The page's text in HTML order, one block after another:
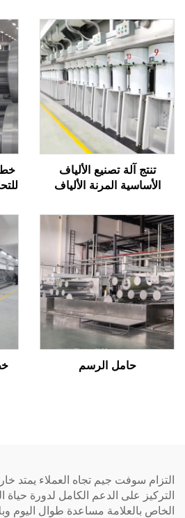
تنتج آلة تصنيع الألياف
الأساسية المرنة الألياف
حامل الرسم
التزام سوفت جيم تجاه العملاء يمتد
التركيز على الدعم الكامل لدورة حياة
الخاص بالعلامة مساعدة طوال اليوم